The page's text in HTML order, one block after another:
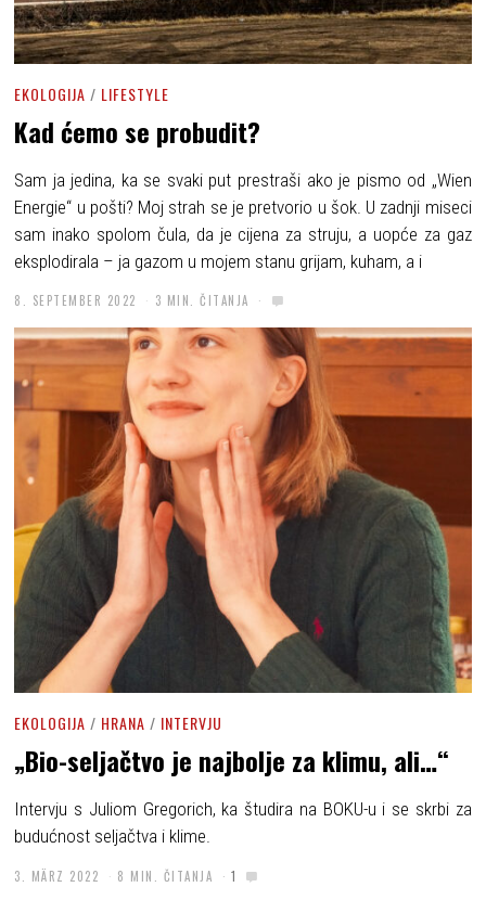
EKOLOGIJA / LIFESTYLE
Kad ćemo se probudit?
Sam ja jedina, ka se svaki put prestraši ako je pismo od „Wien
Energie“ u pošti? Moj strah se je pretvorio u šok. U zadnji miseci
sam inako spolom čula, da je cijena za struju, a uopće za gaz
eksplodirala – ja gazom u mojem stanu grijam, kuham, a i
8. SEPTEMBER 2022 3 MIN. ČITANJA
EKOLOGIJA / HRANA / INTERVJU
„Bio-seljačtvo je najbolje za klimu, ali…“
Intervju s Juliom Gregorich, ka študira na BOKU-u i se skrbi za
budućnost seljačtva i klime.
3. MÄRZ 2022 8 MIN. ČITANJA 1